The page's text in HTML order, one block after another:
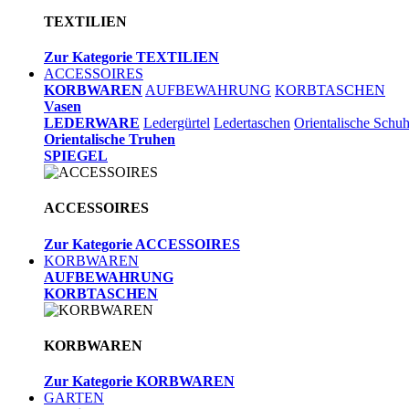
TEXTILIEN
Zur Kategorie TEXTILIEN
ACCESSOIRES
KORBWAREN AUFBEWAHRUNG KORBTASCHEN
Vasen
LEDERWARE Ledergürtel Ledertaschen Orientalische
Orientalische Truhen
SPIEGEL
ACCESSOIRES
Zur Kategorie ACCESSOIRES
KORBWAREN
AUFBEWAHRUNG
KORBTASCHEN
KORBWAREN
Zur Kategorie KORBWAREN
GARTEN